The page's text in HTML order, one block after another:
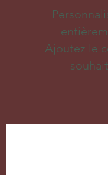
Ajoutez le